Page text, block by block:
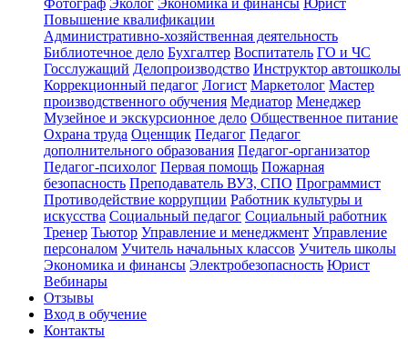
Фотограф Эколог Экономика и финансы Юрист
Повышение квалификации
Административно-хозяйственная деятельность
Библиотечное дело Бухгалтер Воспитатель ГО и ЧС
Госслужащий Делопроизводство Инструктор автошколы
Коррекционный педагог Логист Маркетолог Мастер
производственного обучения Медиатор Менеджер
Музейное и экскурсионное дело Общественное питание
Охрана труда Оценщик Педагог Педагог
дополнительного образования Педагог-организатор
Педагог-психолог Первая помощь Пожарная
безопасность Преподаватель ВУЗ, СПО Программист
Противодействие коррупции Работник культуры и
искусства Социальный педагог Социальный работник
Тренер Тьютор Управление и менеджмент Управление
персоналом Учитель начальных классов Учитель школы
Экономика и финансы Электробезопасность Юрист
Вебинары
Отзывы
Вход в обучение
Контакты